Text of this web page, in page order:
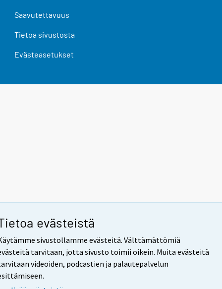
evästeistä
sivustollamme evästeitä. Välttämättömiä
tarvitaan, jotta sivusto toimii oikein. Muita evästeitä
videoiden, podcastien ja palautepalvelun
Saavutettavuus
Tietoa sivustosta
Evästeasetukset